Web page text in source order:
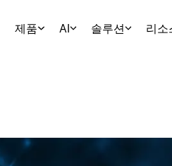
제품 AI 솔루션 리소